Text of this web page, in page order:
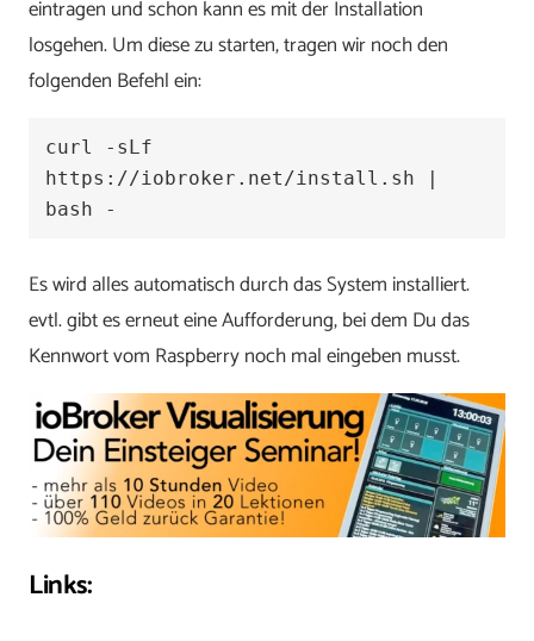
eintragen und schon kann es mit der Installation
losgehen. Um diese zu starten, tragen wir noch den
folgenden Befehl ein:
curl -sLf
https://iobroker.net/install.sh |
bash -
Es wird alles automatisch durch das System installiert.
evtl. gibt es erneut eine Aufforderung, bei dem Du das
Kennwort vom Raspberry noch mal eingeben musst.
Links: